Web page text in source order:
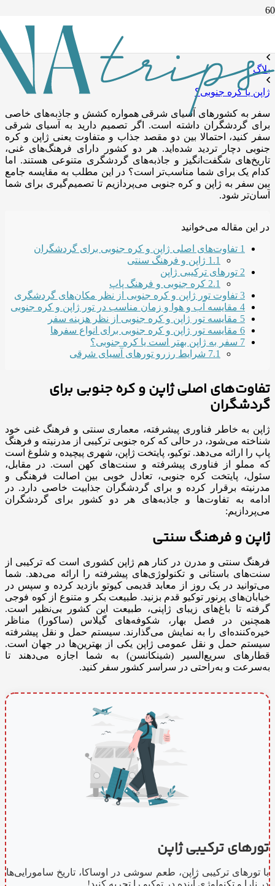
بلاگ
ژاپن یا کره‌ جنوبی؟
سفر به کشورهای آسیای شرقی همواره کشش و جاذبه‌های خاصی
برای گردشگران داشته است. اگر تصمیم دارید به آسیای شرقی
سفر کنید، احتمالا بین دو مقصد جذاب و متفاوت یعنی ژاپن و کره
جنوبی دچار تردید شده‌اید. هر دو کشور دارای فرهنگ‌های غنی،
تاریخ‌های شگفت‌انگیز و جاذبه‌های گردشگری متنوعی هستند. اما
کدام یک برای شما مناسب‌تر است؟ در این مطلب به مقایسه جامع
بین سفر به ژاپن و کره جنوبی می‌پردازیم تا تصمیم‌گیری برای شما
آسان‌تر شود.
در این مقاله می‌خوانید
1 تفاوت‌های اصلی ژاپن و کره‌ جنوبی برای گردشگران
1.1 ژاپن و فرهنگ سنتی
2 تورهای ترکیبی ژاپن
2.1 کره جنوبی و فرهنگ پاپ
3 تفاوت تور ژاپن و کره جنوبی از نظر مکان‌های گردشگری
4 مقایسه آب و هوا و زمان مناسب در تور ژاپن و کره جنوبی
5 مقایسه تور ژاپن و کره جنوبی از نظر هزینه سفر
6 مقایسه تور ژاپن و کره جنوبی برای انواع سفرها
7 سفر به ژاپن بهتر است یا کره جنوبی؟
7.1 شرایط رزرو تورهای آسیای شرقی
تفاوت‌های اصلی ژاپن و کره‌ جنوبی برای
گردشگران
ژاپن به خاطر فناوری پیشرفته، معماری سنتی و فرهنگ غنی خود
شناخته می‌شود، در حالی که کره جنوبی ترکیبی از مدرنیته و فرهنگ
پاپ را ارائه می‌دهد. توکیو، پایتخت ژاپن، شهری پیچیده و شلوغ است
که مملو از فناوری پیشرفته و سنت‌های کهن است. در مقابل،
سئول، پایتخت کره جنوبی، تعادل خوبی بین اصالت فرهنگی و
مدرنیته برقرار کرده و برای گردشگران جذابیت خاصی دارد. در
ادامه به تفاوت‌ها و جاذبه‌های هر دو کشور برای گردشگران
می‌پردازیم:
ژاپن و فرهنگ سنتی
فرهنگ سنتی و مدرن در کنار هم ژاپن کشوری است که ترکیبی از
سنت‌های باستانی و تکنولوژی‌های پیشرفته را ارائه می‌دهد. شما
می‌توانید در یک روز از معابد قدیمی کیوتو بازدید کرده و سپس در
خیابان‌های پرنور توکیو قدم بزنید. طبیعت بکر و متنوع از کوه فوجی
گرفته تا باغ‌های زیبای ژاپنی، طبیعت این کشور بی‌نظیر است.
همچنین در فصل بهار، شکوفه‌های گیلاس (ساکورا) مناظر
خیره‌کننده‌ای را به نمایش می‌گذارند. سیستم حمل و نقل پیشرفته
سیستم حمل و نقل عمومی ژاپن یکی از بهترین‌ها در جهان است.
قطارهای سریع‌السیر (شینکانسن) به شما اجازه می‌دهند تا
به‌سرعت و به‌راحتی در سراسر کشور سفر کنید.
تورهای ترکیبی ژاپن
با تورهای ترکیبی ژاپن، طعم سوشی در اوساکا، تاریخ سامورایی‌ها
در نارا و تکنولوژی آینده در توکیو را تجربه کنید!